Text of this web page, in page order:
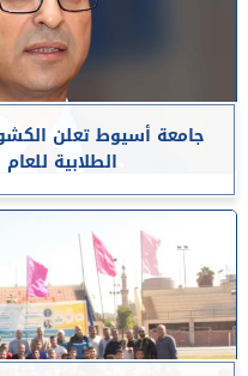
جامعة أسيوط تعلن
الطلابية للعام